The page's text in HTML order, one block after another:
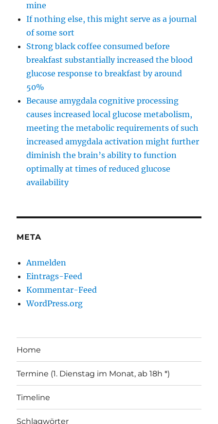
mine
If nothing else, this might serve as a journal
of some sort
Strong black coffee consumed before
breakfast substantially increased the blood
glucose response to breakfast by around
50%
Because amygdala cognitive processing
causes increased local glucose metabolism,
meeting the metabolic requirements of such
increased amygdala activation might further
diminish the brain’s ability to function
optimally at times of reduced glucose
availability
META
Anmelden
Eintrags-Feed
Kommentar-Feed
WordPress.org
Home
Termine (1. Dienstag im Monat, ab 18h *)
Timeline
Schlagwörter